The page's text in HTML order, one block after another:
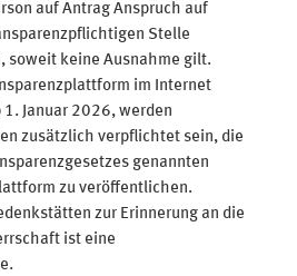
auf Antrag Anspruch auf
Stelle
soweit keine Ausnahme gilt.
im Internet
Januar 2026, werden
zusätzlich verpflichtet sein, die
genannten
zu veröffentlichen.
zur Erinnerung an die
ist eine